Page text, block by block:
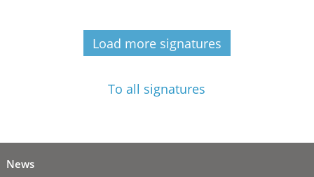
Load more signatures
To all signatures
News